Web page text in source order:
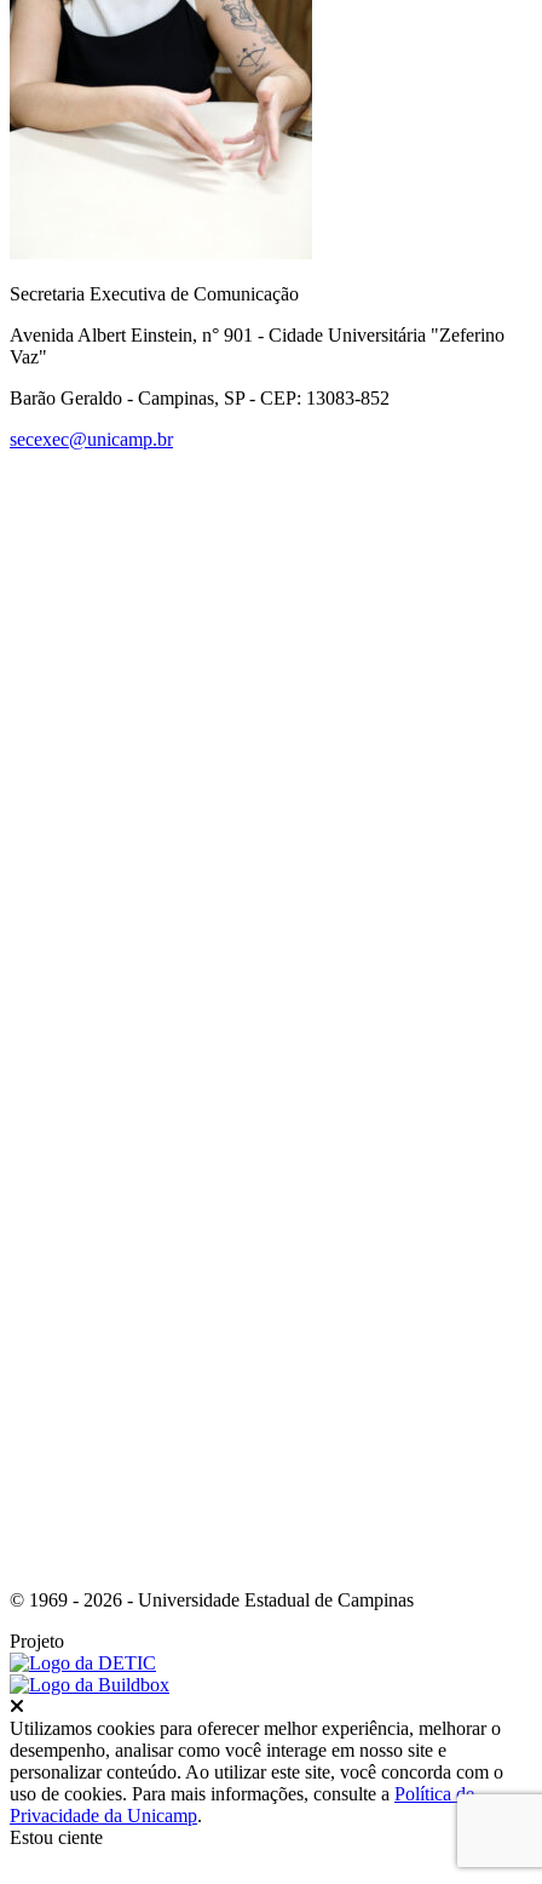
Secretaria Executiva de Comunicação
Avenida Albert Einstein, n° 901 - Cidade Universitária "Zeferino
Vaz"
Barão Geraldo - Campinas, SP - CEP: 13083-852
secexec@unicamp.br
© 1969 - 2026 - Universidade Estadual de Campinas
Projeto
Utilizamos cookies para oferecer melhor experiência, melhorar o
desempenho, analisar como você interage em nosso site e
personalizar conteúdo. Ao utilizar este site, você concorda com o
uso de cookies. Para mais informações, consulte a Política de
Privacidade da Unicamp.
Estou ciente